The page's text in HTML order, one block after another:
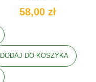
58,00 zł
DODAJ DO KOSZYKA